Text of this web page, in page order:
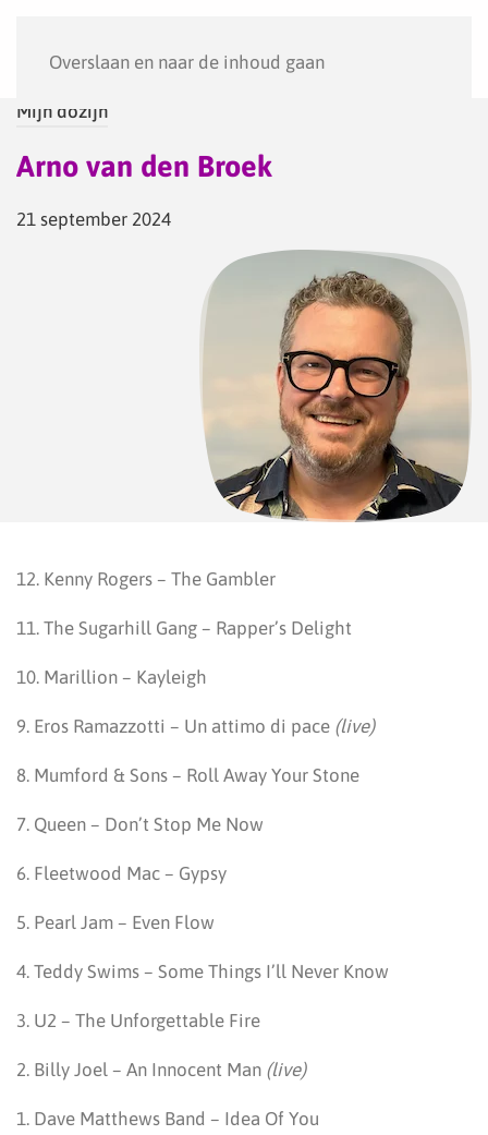
Overslaan en naar de inhoud gaan
Mijn dozijn
Arno van den Broek
21 september 2024
12. Kenny Rogers – The Gambler
11. The Sugarhill Gang – Rapper’s Delight
10. Marillion – Kayleigh
9. Eros Ramazzotti – Un attimo di pace (live)
8. Mumford & Sons – Roll Away Your Stone
7. Queen – Don’t Stop Me Now
6. Fleetwood Mac – Gypsy
5. Pearl Jam – Even Flow
4. Teddy Swims – Some Things I’ll Never Know
3. U2 – The Unforgettable Fire
2. Billy Joel – An Innocent Man (live)
1. Dave Matthews Band – Idea Of You